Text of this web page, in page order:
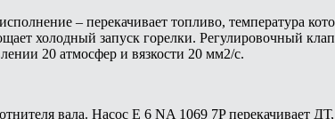
– перекачивает топливо, температура
холодный запуск горелки. Регулировочный
20 атмосфер и вязкости 20 мм2/с.
вала. Насос E 6 NA 1069 7P перекачивает